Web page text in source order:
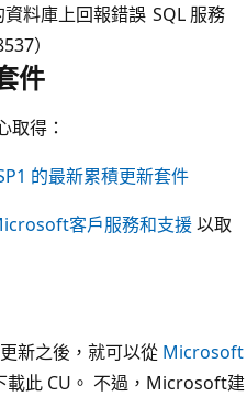
料庫上回報錯誤
）
SQL 服務
件
得：
的最新累積更新套件
客戶服務和支援以取
新之後，就可以從 Microsoft
載此 CU。 不過，Microsoft建